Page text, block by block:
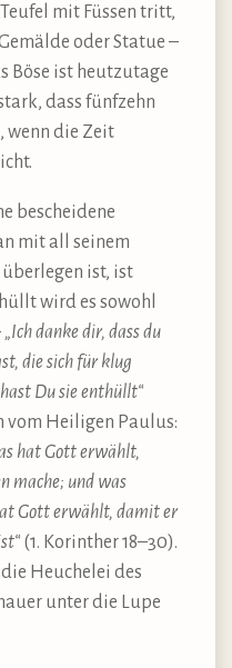
mit Füssen tritt,
oder Statue –
Böse ist heutzutage
dass fünfzehn
wenn die Zeit
bescheidene
mit all seinem
überlegen ist, ist
wird es sowohl
„Ich danke dir, dass du
die sich für klug
Du sie enthüllt“
vom Heiligen Paulus:
hat Gott erwählt,
mache; und was
Gott erwählt, damit er
(1. Korinther 18–30).
Heuchelei des
unter die Lupe